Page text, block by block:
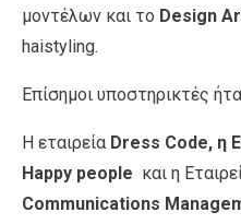
μοντέλων και το Design
haistyling.
Επίσημοι υποστηρικτές
Η εταιρεία Dress Code, η
Happy people και η
Communications